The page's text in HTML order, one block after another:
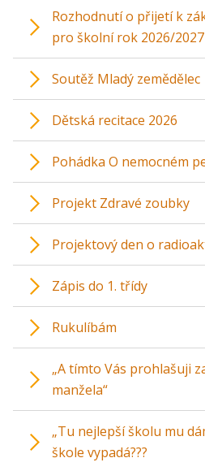
Rozhodnutí o přijetí k
pro školní rok 2026/2027
Soutěž Mladý zemědělec
Dětská recitace 2026
Pohádka O nemocném
Projekt Zdravé zoubky
Projektový den o
Zápis do 1. třídy
Rukulíbám
„A tímto Vás prohlašuji
manžela“
„Tu nejlepší školu mu
škole vypadá???